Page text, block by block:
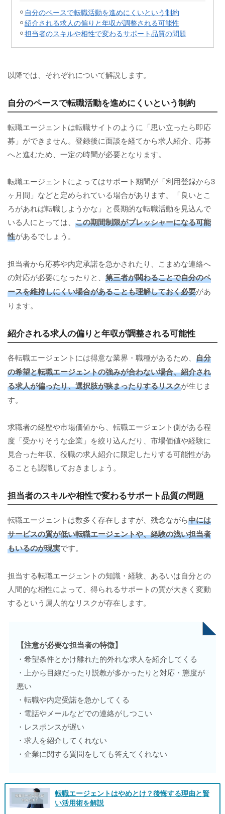
自分のペースで転職活動を進めにくいという制約
紹介される求人の偏りと年収が調整される可能性
担当者のスキルや相性で変わるサポート品質の問題
以降では、それぞれについて解説します。
自分のペースで転職活動を進めにくいという制約
転職エージェントは転職サイトのように「思い立ったら即応
募」ができません。登録後に面談を経てから求人紹介、応募
へと進むため、一定の時間が必要となります。
転職エージェントによってはサポート期間が「利用登録から3
ヶ月間」などと定められている場合があります。「良いとこ
ろがあれば転職しようかな」と長期的な転職活動を見込んで
いる人にとっては、 この期間制限がプレッシャーになる可能
性があるでしょう。
担当者から応募や内定承諾を急かされたり、こまめな連絡へ
の対応が必要になったりと、 第三者が関わることで自分のペ
ースを維持しにくい場合があることも理解しておく必要があ
ります。
紹介される求人の偏りと年収が調整される可能性
各転職エージェントには得意な業界・職種があるため、 自分
の希望と転職エージェントの強みが合わない場合、紹介され
る求人が偏ったり、選択肢が狭まったりするリスクが生じま
す。
求職者の経歴や市場価値から、転職エージェント側がある程
度「受かりそうな企業」を絞り込んだり、市場価値や経験に
見合った年収、役職の求人紹介に限定したりする可能性があ
ることも認識しておきましょう。
担当者のスキルや相性で変わるサポート品質の問題
転職エージェントは数多く存在しますが、残念ながら中には
サービスの質が低い転職エージェントや、経験の浅い担当者
もいるのが現実です。
担当する転職エージェントの知識・経験、あるいは自分との
人間的な相性によって、得られるサポートの質が大きく変動
するという属人的なリスクが存在します。
【注意が必要な担当者の特徴】
・希望条件とかけ離れた的外れな求人を紹介してくる
・上から目線だったり説教が多かったりと対応・態度が
悪い
・転職や内定受諾を急かしてくる
・電話やメールなどでの連絡がしつこい
・レスポンスが遅い
・求人を紹介してくれない
・企業に関する質問をしても答えてくれない
転職エージェントはやめとけ？後悔する理由と賢
い活用術を解説